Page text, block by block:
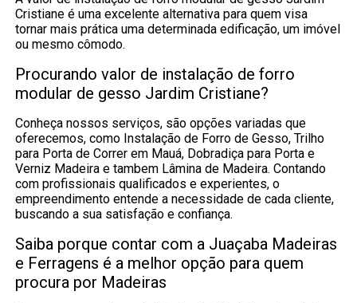
Cristiane é uma excelente alternativa para quem visa
tornar mais prática uma determinada edificação, um imóvel
ou mesmo cômodo.
Procurando valor de instalação de forro
modular de gesso Jardim Cristiane?
Conheça nossos serviços, são opções variadas que
oferecemos, como Instalação de Forro de Gesso, Trilho
para Porta de Correr em Mauá, Dobradiça para Porta e
Verniz Madeira e tambem Lâmina de Madeira. Contando
com profissionais qualificados e experientes, o
empreendimento entende a necessidade de cada cliente,
buscando a sua satisfação e confiança.
Saiba porque contar com a Juaçaba Madeiras
e Ferragens é a melhor opção para quem
procura por Madeiras